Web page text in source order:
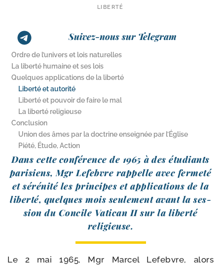
LIBERTÉ
Suivez-nous sur Telegram
Ordre de l’univers et lois naturelles
La liberté humaine et ses lois
Quelques applications de la liberté
Liberté et autorité
Liberté et pouvoir de faire le mal
La liberté religieuse
Conclusion
Union des âmes par la doctrine enseignée par l’Église
Piété, Étude, Action
Dans cette confé­rence de 1965 à des étu­diants
pari­siens, Mgr Lefebvre rap­pelle avec fer­me­té
et séré­ni­té les prin­cipes et appli­ca­tions de la
liber­té, quelques mois seule­ment avant la ses­
sion du Concile Vatican II sur la liber­té
religieuse.
Le 2 mai 1965, Mgr Marcel Lefebvre, alors